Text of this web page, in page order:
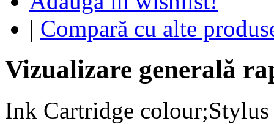
| Compară cu alte
Vizualizare generală
Ink Cartridge